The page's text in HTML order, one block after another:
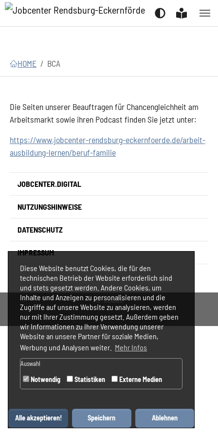
HOME BCA
Die Seiten unserer Beauftragen für Chancengleichheit am
Arbeitsmarkt sowie ihren Podcast finden Sie jetzt unter:
https://www.jobcenter-rendsburg-eckernfoerde.de/arbeit-
ausbildung-lernen/beruf-familie
JOBCENTER.DIGITAL
NUTZUNGSHINWEISE
DATENSCHUTZ
IMPRESSUM
©3Base
Diese Website benutzt Cookies, die für den
technischen Betrieb der Website erforderlich sind
und stets gesetzt werden. Andere Cookies, um
Inhalte und Anzeigen zu personalisieren und die
Zugriffe auf unsere Website zu analysieren, werden
nur mit Ihrer Zustimmung gesetzt. Außerdem geben
wir Informationen zu Ihrer Verwendung unserer
Website an unsere Partner für soziale Medien,
Werbung und Analysen weiter. Mehr Infos
Auswahl
Notwendig Statistiken Externe Medien
Alle akzeptieren! Speichern Ablehnen